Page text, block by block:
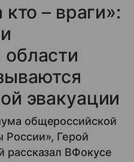
– враги»:
эвакуации
общероссийской
России», Герой
рассказал ВФокусе